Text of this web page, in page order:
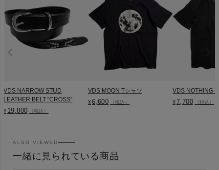
VDS NARROW STUD
LEATHER BELT “CROSS”
¥ 19,800 （税込）
VDS MOON Tシャツ
¥6,600 （税込）
VDS NOTHING
¥7,700 （税込）
ALSO VIEWED
一緒に見られている商品